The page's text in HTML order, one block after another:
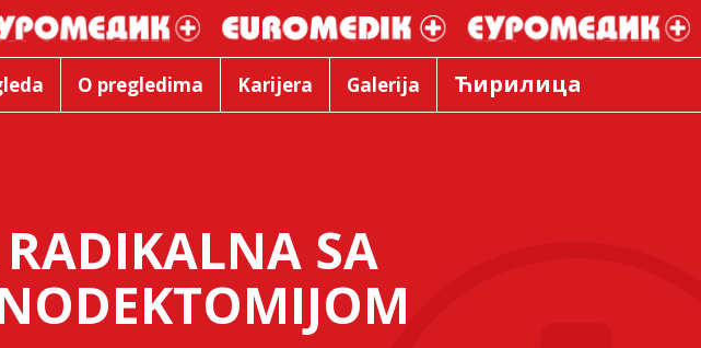
O pregledima Karijera Galerija Ћирилица
SA